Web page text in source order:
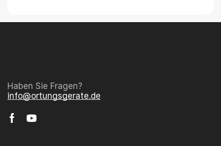
Haben Sie Fragen?
info@ortungsgerate.de